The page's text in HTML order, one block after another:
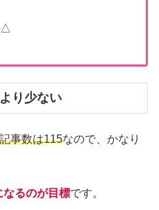
り少ない
事数は115なので、かなり
なるのが目標です。